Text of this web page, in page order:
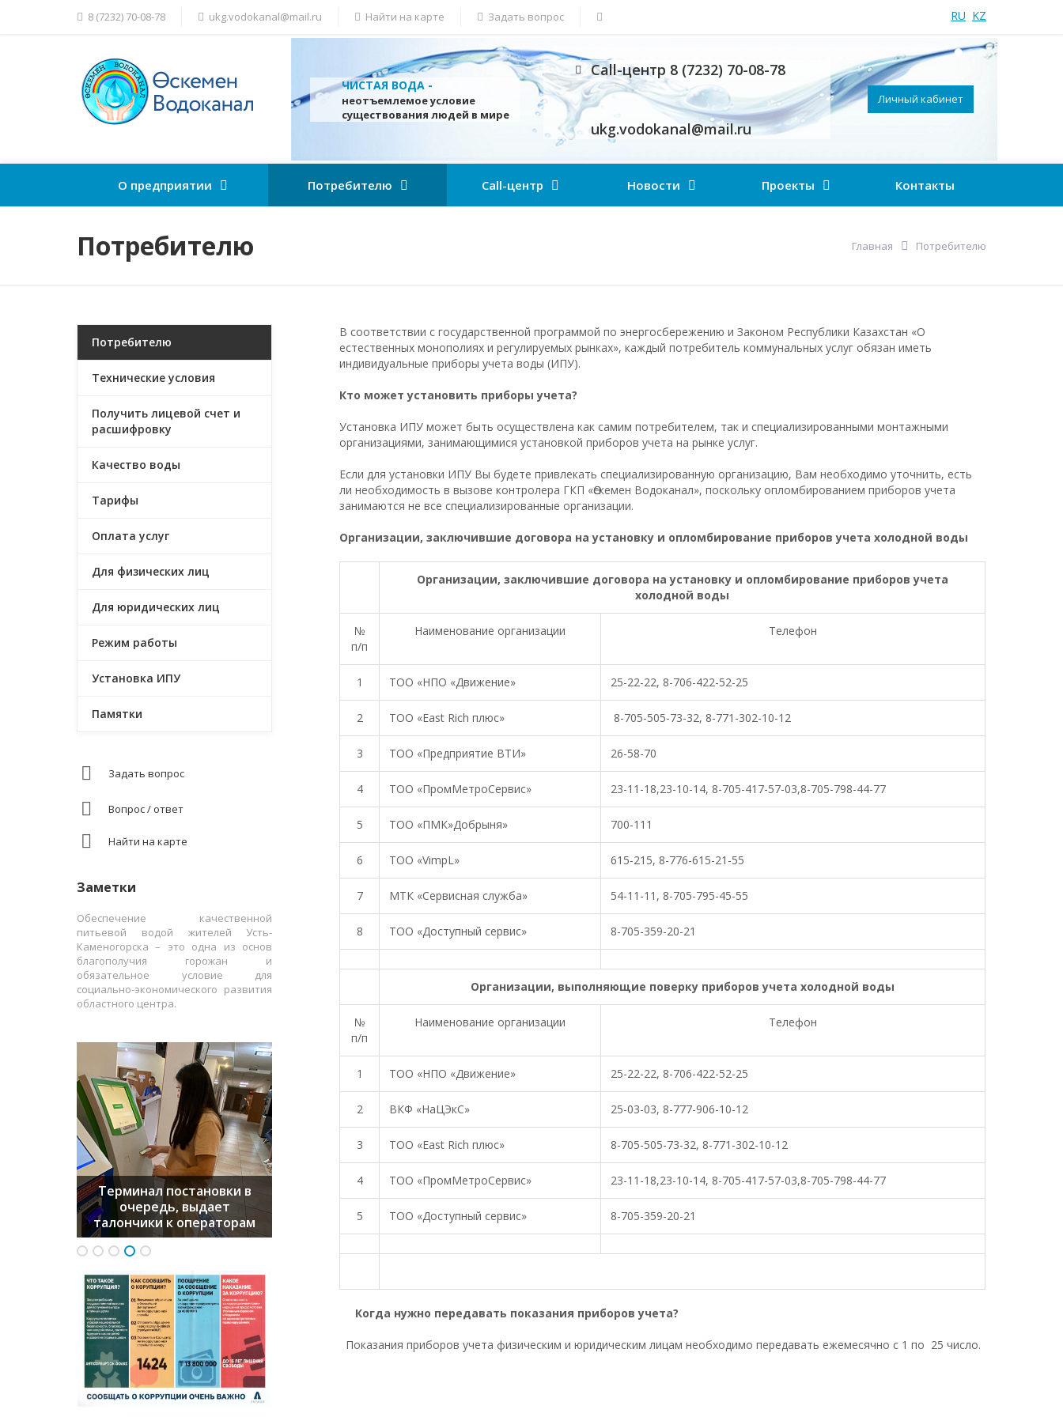
8 (7232) 70-08-78 ukg.vodokanal@mail.ru Найти на карте Задать вопрос RU KZ
ЧИСТАЯ ВОДА -
неотъемлемое условие
существования людей в мире
Call-центр 8 (7232) 70-08-78
ukg.vodokanal@mail.ru
Личный кабинет
О предприятии Потребителю Call-центр Новости Проекты Контакты
Потребителю Главная Потребителю
В соответствии с государственной программой по энергосбережению и Законом Республики Казахстан «О
естественных монополиях и регулируемых рынках», каждый потребитель коммунальных услуг обязан иметь
индивидуальные приборы учета воды (ИПУ).
Кто может установить приборы учета?
Установка ИПУ может быть осуществлена как самим потребителем, так и специализированными монтажными
организациями, занимающимися установкой приборов учета на рынке услуг.
Если для установки ИПУ Вы будете привлекать специализированную организацию, Вам необходимо уточнить, есть
ли необходимость в вызове контролера ГКП «Өскемен Водоканал», поскольку опломбированием приборов учета
занимаются не все специализированные организации.
Организации, заключившие договора на установку и опломбирование приборов учета холодной воды
Организации, заключившие договора на установку и опломбирование приборов учета
холодной воды
№
п/п
Наименование организации Телефон
1 ТОО «НПО «Движение» 25-22-22, 8-706-422-52-25
2 ТОО «East Rich плюс» 8-705-505-73-32, 8-771-302-10-12
3 ТОО «Предприятие ВТИ» 26-58-70
4 ТОО «ПромМетроСервис» 23-11-18,23-10-14, 8-705-417-57-03,8-705-798-44-77
5 ТОО «ПМК»Добрыня» 700-111
6 ТОО «VimpL» 615-215, 8-776-615-21-55
7 МТК «Сервисная служба» 54-11-11, 8-705-795-45-55
8 ТОО «Доступный сервис» 8-705-359-20-21
Организации, выполняющие поверку приборов учета холодной воды
№
п/п
Наименование организации Телефон
1 ТОО «НПО «Движение» 25-22-22, 8-706-422-52-25
2 ВКФ «НаЦЭкС» 25-03-03, 8-777-906-10-12
3 ТОО «East Rich плюс» 8-705-505-73-32, 8-771-302-10-12
4 ТОО «ПромМетроСервис» 23-11-18,23-10-14, 8-705-417-57-03,8-705-798-44-77
5 ТОО «Доступный сервис» 8-705-359-20-21
Когда нужно передавать показания приборов учета?
Показания приборов учета физическим и юридическим лицам необходимо передавать ежемесячно с 1 по 25 число.
Потребителю
Технические условия
Получить лицевой счет и
расшифровку
Качество воды
Тарифы
Оплата услуг
Для физических лиц
Для юридических лиц
Режим работы
Установка ИПУ
Памятки
Задать вопрос
Вопрос / ответ
Найти на карте
Заметки
Обеспечение качественной
питьевой водой жителей Усть-
Каменогорска – это одна из основ
благополучия горожан и
обязательное условие для
социально-экономического развития
областного центра.
Терминал постановки в
очередь, выдает
талончики к операторам